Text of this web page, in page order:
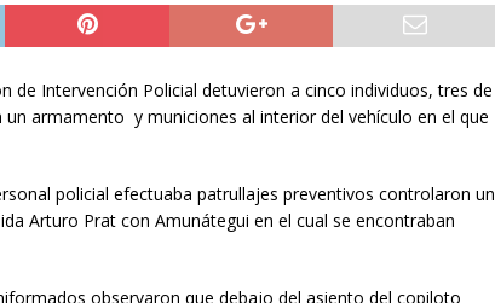
de Intervención Policial detuvieron a cinco individuos, tres de
armamento y municiones al interior del vehículo en el que
policial efectuaba patrullajes preventivos controlaron un
Arturo Prat con Amunátegui en el cual se encontraban
observaron que debajo del asiento del copiloto